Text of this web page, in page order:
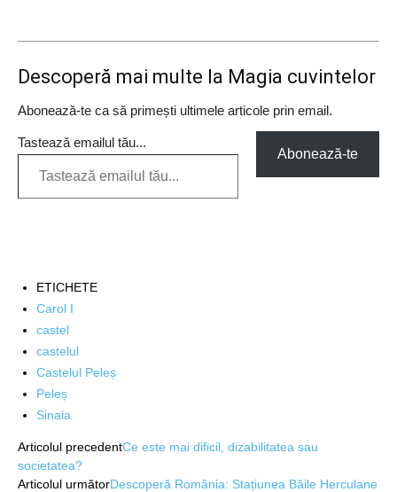
Descoperă mai multe la Magia cuvintelor
Abonează-te ca să primești ultimele articole prin email.
Tastează emailul tău...
Abonează-te
ETICHETE
Carol I
castel
castelul
Castelul Peleș
Peleș
Sinaia
Articolul precedentCe este mai dificil, dizabilitatea sau
societatea?
Articolul următorDescoperă România: Stațiunea Băile Herculane